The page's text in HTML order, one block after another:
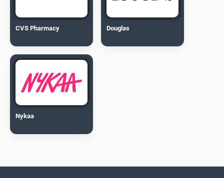
CVS Pharmacy Douglas
Nykaa